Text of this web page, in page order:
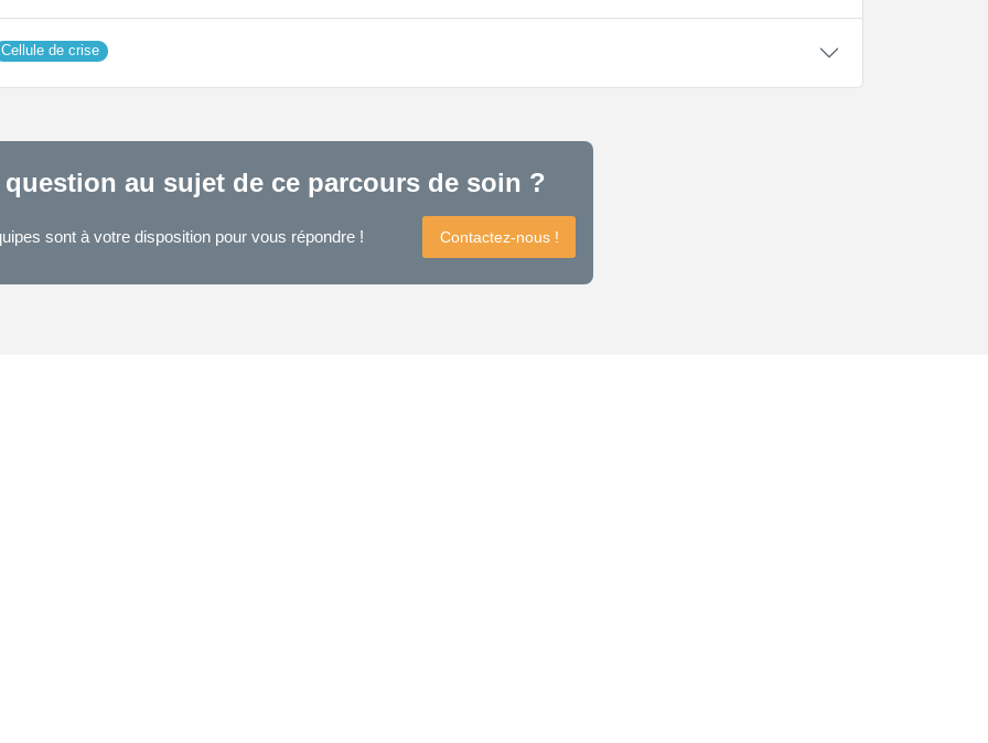
Cellule de crise
question au sujet de ce parcours de soin ?
sont à votre disposition pour vous répondre ! Contactez-nous !